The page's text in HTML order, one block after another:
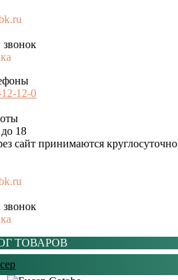
12-0
18
сайт принимаются круглосуточно
ТОВАРОВ